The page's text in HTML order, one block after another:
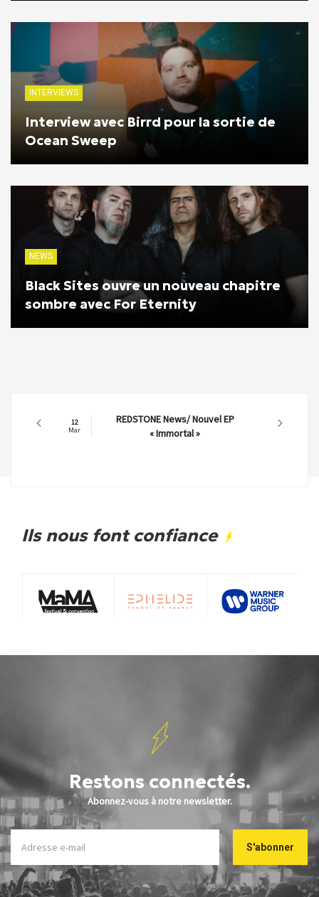
INTERVIEWS
Interview avec Birrd pour la sortie de
Ocean Sweep
NEWS
Black Sites ouvre un nouveau chapitre
sombre avec For Eternity
12
Mar
REDSTONE News/ Nouvel EP
« Immortal »
Ils nous font confiance
Restons connectés.
Abonnez-vous à notre newsletter.